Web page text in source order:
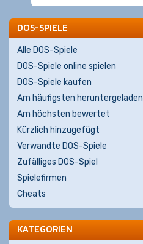
DOS-SPIELE
Alle DOS-Spiele
DOS-Spiele online spielen
DOS-Spiele kaufen
Am häufigsten heruntergeladen
Am höchsten bewertet
Kürzlich hinzugefügt
Verwandte DOS-Spiele
Zufälliges DOS-Spiel
Spielefirmen
Cheats
KATEGORIEN